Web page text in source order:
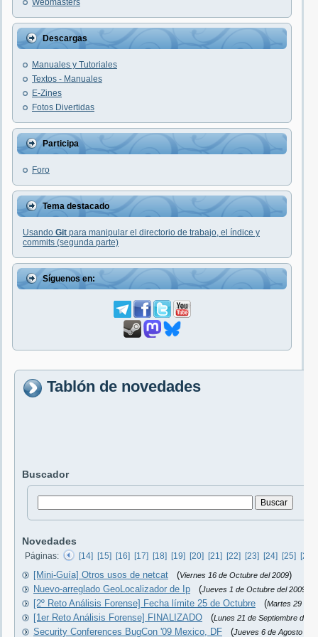
Webmasters
Descargas
Manuales y Tutoriales
Textos - Manuales
E-Zines
Fotos Divertidas
Participa
Foro
Tema destacado
Usando Git para manipular el directorio de trabajo, el índice y
commits (segunda parte)
Síguenos en:
Tablón de novedades
Buscador
Novedades
Páginas: [14] [15] [16] [17] [18] [19] [20] [21] [22] [23] [24] [25] [26]
[Mini-Guía] Otros usos de netcat (Viernes 16 de Octubre del 2009)
Nuevo-arreglado GeoLocalizador de Ip (Jueves 1 de Octubre del 2009
[2º Reto Análisis Forense] Fecha límite 25 de Octubre (Martes 29 de
[1er Reto Análisis Forense] FINALIZADO (Lunes 21 de Septiembre del
Security Conferences BugCon '09 Mexico, DF (Jueves 6 de Agosto del